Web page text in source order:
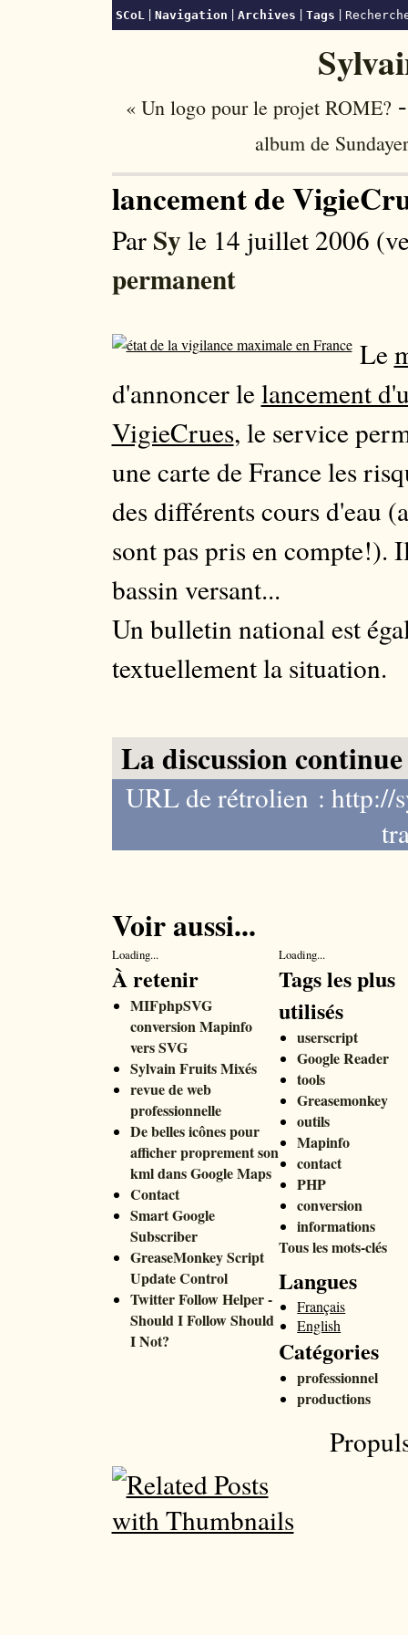
SCoL |Navigation |Archives |Tags |
« Un logo pour le projet ROME? -
album de
lancement de
Par Sy le 14 juillet 2006
permanent
Le
d'annoncer lelancement
VigieCrues, le service
une carte de France les
des différents cours d'eau
sont pas pris en compte!).
bassin versant...
Un bulletin national est
textuellement la situation.
La discussion
URL de rétrolien : http://
Voir aussi...
Loading... Loading...
À retenir
MIFphpSVG
conversion Mapinfo
vers SVG
Sylvain Fruits Mixés
revue de web
professionnelle
De belles icônes pour
afficher proprement son
kml dans Google Maps
Contact
Smart Google
Subscriber
GreaseMonkey Script
Update Control
Twitter Follow Helper -
Should I Follow Should
I Not?
Tags les plus
utilisés
userscript
Google Reader
tools
Greasemonkey
outils
Mapinfo
contact
PHP
conversion
informations
Tous les mots-clés
Langues
Français
English
Catégories
professionnel
productions